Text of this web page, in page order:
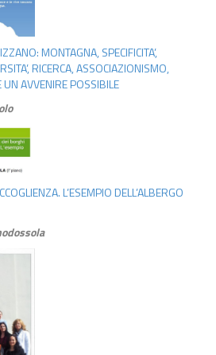
MONTAGNA, SPECIFICITA’,
RICERCA, ASSOCIAZIONISMO,
AVVENIRE POSSIBILE
L’ESEMPIO DELL’ALBERGO